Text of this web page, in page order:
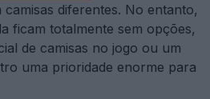
diferentes. No entanto,
ficam totalmente sem opções,
de camisas no jogo ou um
uma prioridade enorme para